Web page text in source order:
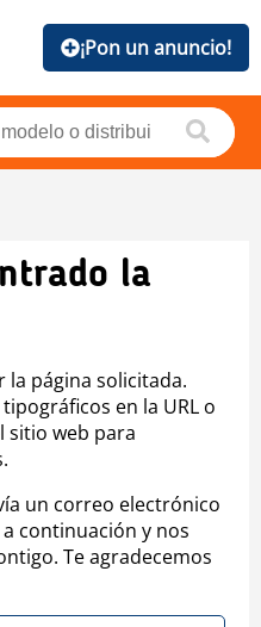
¡Pon un anuncio!
la
página solicitada.
en la URL o
sitio web para
un correo electrónico
continuación y nos
Te agradecemos